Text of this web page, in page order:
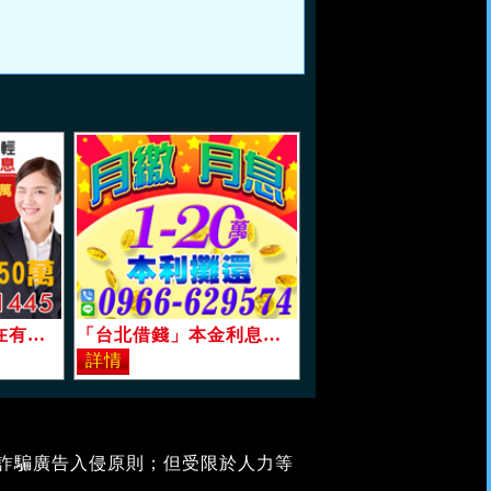
「台北借錢」曾實在有勞保就貸，幫您償還民間高利，有投保勞保最高可貸50萬，無勞保最高10萬「即樂貸」 「台北借錢」本金利息可分30期攤還，誠信經營，月繳月息，本金+利息本利攤還，1-20萬，不讓您白繳利息用錢別緊張可提前清償「即樂貸」
騙廣告入侵原則；但受限於人力等